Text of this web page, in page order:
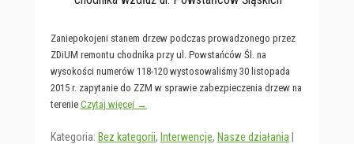
Zaniepokojeni stanem drzew podczas prowadzonego przez
ZDiUM remontu chodnika przy ul. Powstańców Śl. na
wysokości numerów 118-120 wystosowaliśmy 30 listopada
2015 r. zapytanie do ZZM w sprawie zabezpieczenia drzew na
terenie Czytaj więcej →
Kategoria: Bez kategorii, Interwencje, Nasze działania